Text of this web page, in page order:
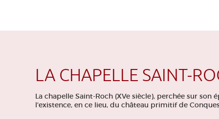
LA CHAPELLE SAINT-
La chapelle Saint-Roch (XVe siècle), perchée sur son
l'existence, en ce lieu, du château primitif de